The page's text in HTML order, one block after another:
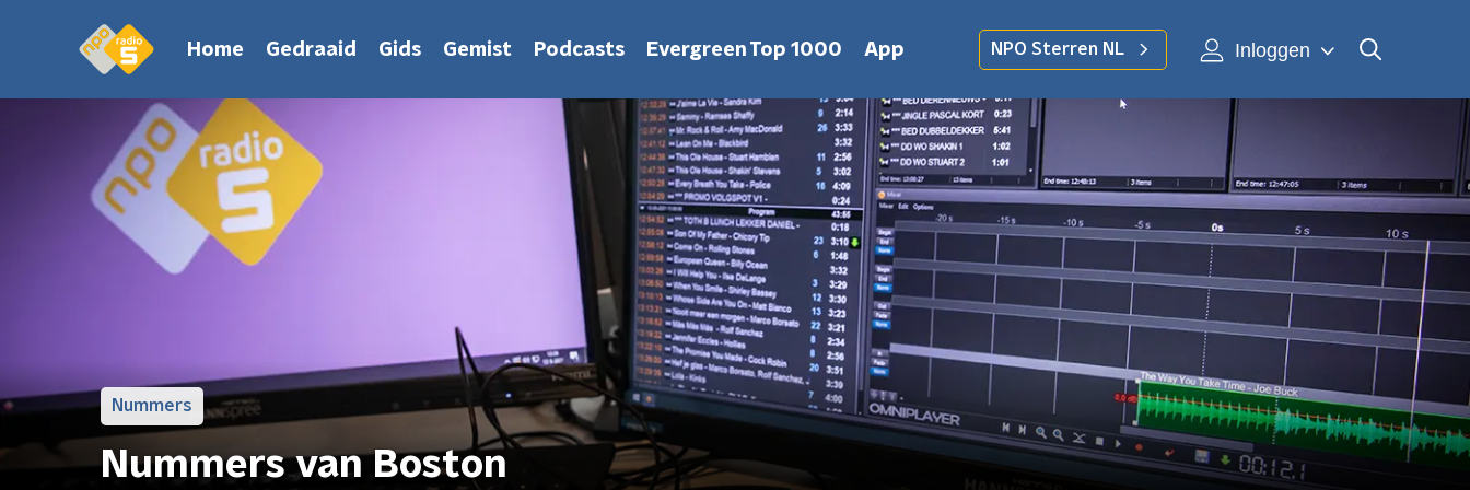
Home Gedraaid Gids Gemist Podcasts Evergreen Top 1000 App NPO Sterren NL Inloggen
Nummers
Nummers van Boston